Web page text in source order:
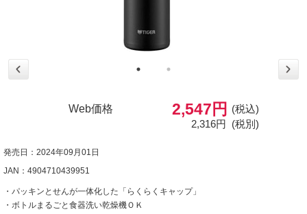
Web価格 2,547円
(税込)
2,316円 (税別)
発売日：2024年09月01日
JAN：4904710439951
・パッキンとせんが一体化した「らくらくキャップ」
・ボトルまるごと食器洗い乾燥機ＯＫ